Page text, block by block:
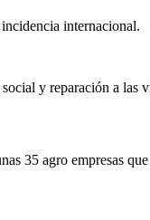
internacional.
y reparación a las
35 agro empresas